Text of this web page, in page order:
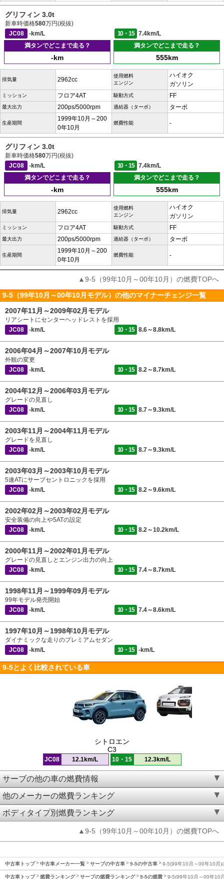
グリフィン 3.0t
新車時価格580万円(税抜)
JC08
-km/L 10・15
7.4km/L
満タンでどこまで走る？
-km
満タンでどこまで走る？
555km
排気量 2962cc
使用燃料
エンジン
ハイオク
ガソリン
ミッション フロア4AT 駆動方式 FF
最大出力 200ps/5000rpm 過給器（ターボ） ターボ
生産期間
1999年10月～200
0年10月
燃費性能 -
グリフィン 3.0t
新車時価格580万円(税抜)
JC08
-km/L 10・15
7.4km/L
満タンでどこまで走る？
-km
満タンでどこまで走る？
555km
排気量 2962cc
使用燃料
エンジン
ハイオク
ガソリン
ミッション フロア4AT 駆動方式 FF
最大出力 200ps/5000rpm 過給器（ターボ） ターボ
生産期間
1999年10月～200
0年10月
燃費性能 -
▲9-5（99年10月～00年10月）の燃費TOPへ
9-5（99年10月～00年10月モデル）の他のマイナーチェンジ一覧
2007年11月～2009年02月モデル
リアシートにセンターヘッドレストを採用
JC08
-km/L 10・15 8.6～8.8km/L
2006年04月～2007年10月モデル
外観の変更
JC08
-km/L 10・15 8.2～8.7km/L
2004年12月～2006年03月モデル
グレードの見直し
JC08
-km/L 10・15 8.7～9.3km/L
2003年11月～2004年11月モデル
グレードを見直し
JC08
-km/L 10・15 8.7～9.3km/L
2003年03月～2003年10月モデル
5速ATにサーブセントロニックを採用
JC08
-km/L 10・15 8.2～9.6km/L
2002年02月～2003年02月モデル
安全装備の向上や5ATの設定
JC08
-km/L 10・15 8.2～10.2km/L
2000年11月～2002年01月モデル
グレードの見直しとエンジン出力の向上
JC08
-km/L 10・15 7.4～8.7km/L
1998年11月～1999年09月モデル
99年モデル発売開始
JC08
-km/L 10・15 7.4～8.6km/L
1997年10月～1998年10月モデル
ダイナミックな走りのプレミアムセダン
JC08
-km/L 10・15 -km/L
9-5とよく比較されている車
シトロエン
C3
JC08 12.1km/L 10・15 12.3km/L
サーブの他の車の燃費情報
他のメーカーの燃費ランキング
ボディタイプ別燃費ランキング
▲9-5（99年10月～00年10月）の燃費TOPへ
中古車トップ 中古車メーカー一覧 サーブの中古車 9-5の中古車 9-5(99年10月～00年10月)
中古車トップ 燃費ランキング サーブの燃費ランキング 9-5の燃費 9-5(99年10月～00年10